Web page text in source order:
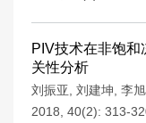
PIV技术在非饱
关性分析
刘振亚 刘建坤 李旭
2018, 40(2): 313-